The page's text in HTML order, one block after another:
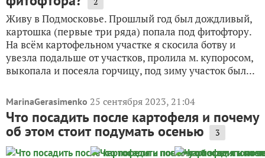
Живу в Подмосковье. Прошлый год был дождливый,
картошка (первые три ряда) попала под фитофтору.
На всём картофельном участке я скосила ботву и
увезла подальше от участков, пролила м. купоросом,
выкопала и посеяла горчицу, под зиму участок был...
MarinaGerasimenko 25 сентября 2023, 21:04
Что посадить после картофеля и почему
об этом стоит подумать осенью 3